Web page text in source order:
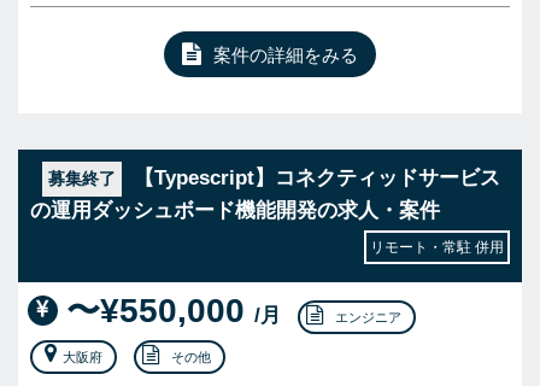
案件の詳細をみる
募集終了
【Typescript】コネクティッドサービス
の運用ダッシュボード機能開発の求人・案件
リモート・常駐 併用
〜¥550,000 /月 エンジニア
大阪府 その他